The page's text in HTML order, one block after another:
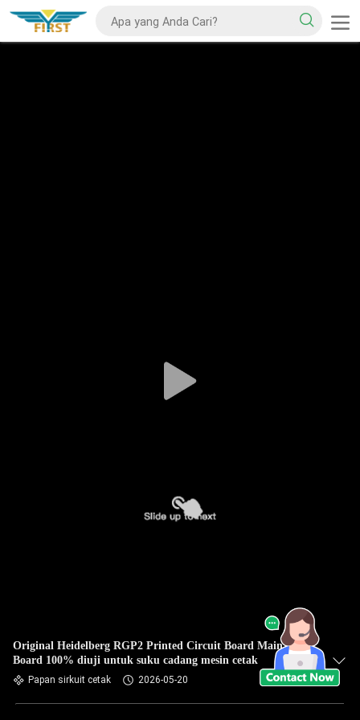
Original Heidelberg RGP2 Printed Circuit Board Main
Board 100% diuji untuk suku cadang mesin cetak
Papan sirkuit cetak 2026-05-20